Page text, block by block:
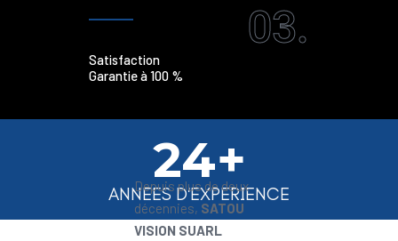
03.
Satisfaction
Garantie à 100 %
24+
ANNEES D'EXPERIENCE
Depuis plus de deux
décennies, SATOU
VISION SUARL